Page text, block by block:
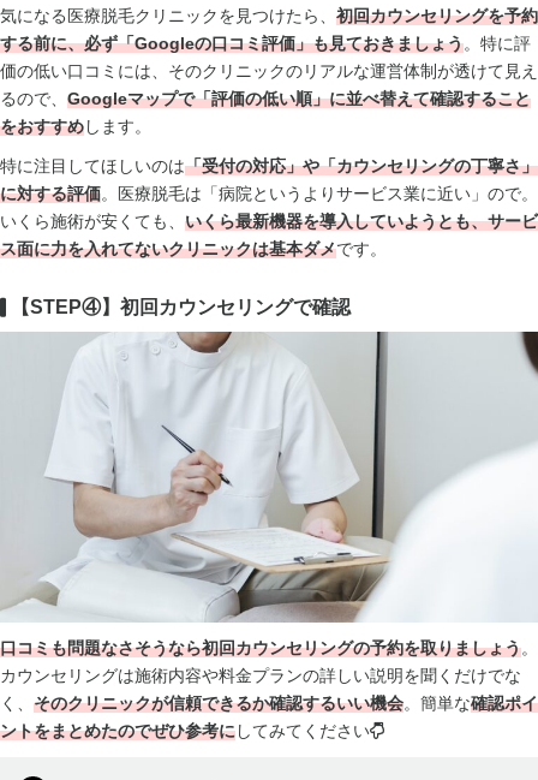
気になる医療脱毛クリニックを見つけたら、 初回カウンセリングを予約
する前に、必ず「Googleの口コミ評価」も見ておきましょう。特に評
価の低い口コミには、そのクリニックのリアルな運営体制が透けて見え
るので、 Googleマップで「評価の低い順」に並べ替えて確認すること
をおすすめします。
特に注目してほしいのは「受付の対応」や「カウンセリングの丁寧さ」
に対する評価。医療脱毛は「病院というよりサービス業に近い」ので。
いくら施術が安くても、 いくら最新機器を導入していようとも、サービ
ス面に力を入れてないクリニックは基本ダメです。
【STEP④】初回カウンセリングで確認
口コミも問題なさそうなら初回カウンセリングの予約を取りましょう。
カウンセリングは施術内容や料金プランの詳しい説明を聞くだけでな
く、 そのクリニックが信頼できるか確認するいい機会。簡単な確認ポイ
ントをまとめたのでぜひ参考にしてみてください